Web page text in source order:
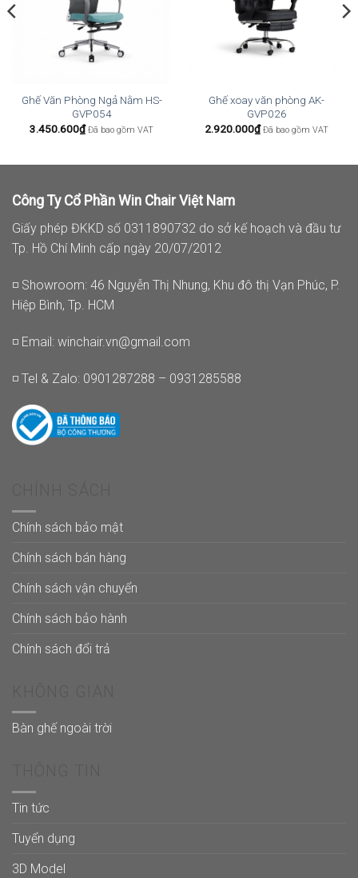
Ghế Văn Phòng Ngả Nằm HS-
GVP054
3.450.600₫ Đã bao gồm VAT
Ghế xoay văn phòng AK-
GVP026
2.920.000₫ Đã bao gồm VAT
Công Ty Cổ Phần Win Chair Việt Nam
Giấy phép ĐKKD số 0311890732 do sở kế hoạch và đầu tư
Tp. Hồ Chí Minh cấp ngày 20/07/2012
◽ Showroom: 46 Nguyễn Thị Nhung, Khu đô thị Vạn Phúc, P.
Hiệp Bình, Tp. HCM
◽ Email: winchair.vn@gmail.com
◽ Tel & Zalo: 0901287288 – 0931285588
Chính sách bảo mật
Chính sách bán hàng
Chính sách vận chuyển
Chính sách bảo hành
Chính sách đổi trả
Bàn ghế ngoài trời
Tin tức
Tuyển dụng
3D Model